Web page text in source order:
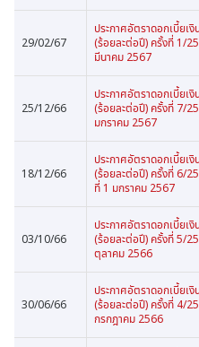
29/02/67
ประกาศอัตราดอกเบี้ยเ
(ร้อยละต่อปี) ครั้งที่ 1/
มีนาคม 2567
25/12/66
ประกาศอัตราดอกเบี้ยเ
(ร้อยละต่อปี) ครั้งที่ 7/
มกราคม 2567
18/12/66
ประกาศอัตราดอกเบี้ยเ
(ร้อยละต่อปี) ครั้งที่ 6/
ที่ 1 มกราคม 2567
03/10/66
ประกาศอัตราดอกเบี้ยเ
(ร้อยละต่อปี) ครั้งที่ 5/
ตุลาคม 2566
30/06/66
ประกาศอัตราดอกเบี้ยเ
(ร้อยละต่อปี) ครั้งที่ 4/
กรกฎาคม 2566